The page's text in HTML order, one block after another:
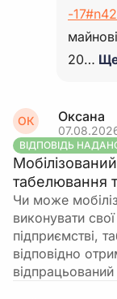
-
20…
ОК Оксана
ВІДПОВІДЬ
табелювання
Чи може
виконувати
підприємстві,
відповідно